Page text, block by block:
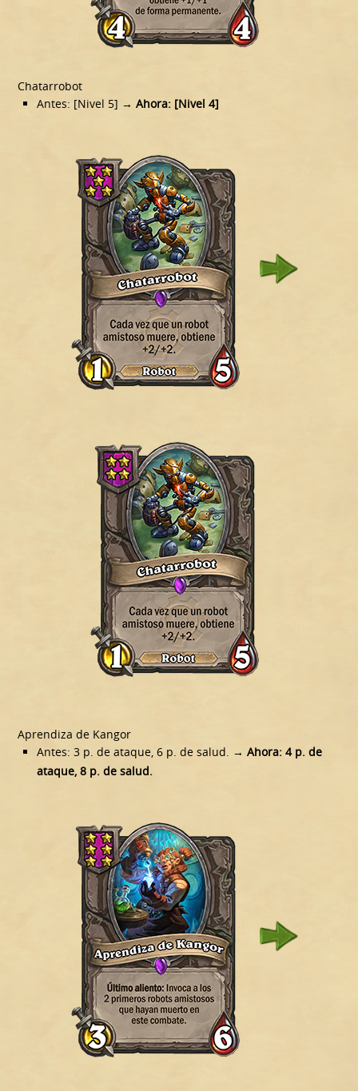
Chatarrobot
Antes: [Nivel 5] → Ahora: [Nivel 4]
Aprendiza de Kangor
Antes: 3 p. de ataque, 6 p. de salud. → Ahora: 4 p. de
ataque, 8 p. de salud.